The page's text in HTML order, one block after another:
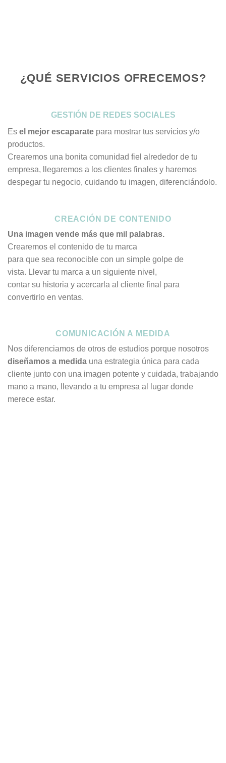
¿QUÉ SERVICIOS OFRECEMOS?
GESTIÓN DE REDES SOCIALES
Es el mejor escaparate para mostrar tus servicios y/o
productos.
Crearemos una bonita comunidad fiel alrededor de tu
empresa, llegaremos a los clientes finales y haremos
despegar tu negocio, cuidando tu imagen, diferenciándolo.
CREACIÓN DE CONTENIDO
Una imagen vende más que mil palabras.
Crearemos el contenido de tu marca
para que sea reconocible con un simple golpe de
vista. Llevar tu marca a un siguiente nivel,
contar su historia y acercarla al cliente final para
convertirlo en ventas.
COMUNICACIÓN A MEDIDA
Nos diferenciamos de otros de estudios porque nosotros
diseñamos a medida una estrategia única para cada
cliente junto con una imagen potente y cuidada, trabajando
mano a mano, llevando a tu empresa al lugar donde
merece estar.